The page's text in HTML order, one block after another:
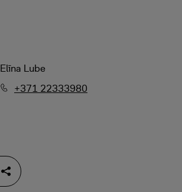
Elīna Lube
+371 22333980